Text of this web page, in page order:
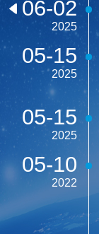
06-02
2025
05-15
2025
05-15
2025
05-10
2022